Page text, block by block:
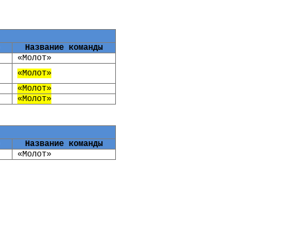
Название команды
«Молот»
«Молот»
«Молот»
«Молот»
Название команды
«Молот»